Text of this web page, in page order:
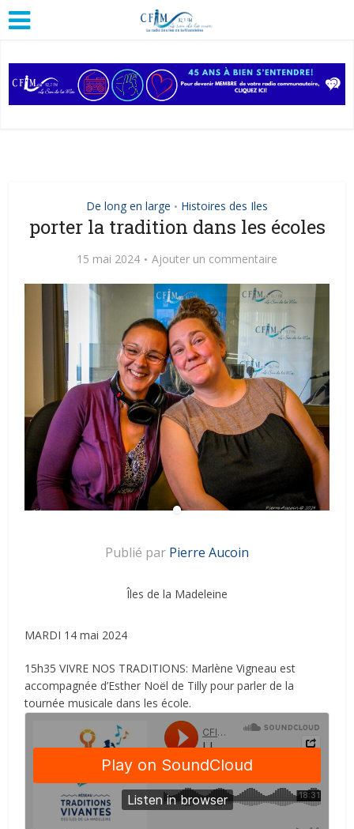
De long en large • Histoires des Iles
porter la tradition dans les écoles
15 mai 2024 Ajouter un commentaire
Publié par Pierre Aucoin
Îles de la Madeleine
MARDI 14 mai 2024
15h35 VIVRE NOS TRADITIONS: Marlène Vigneau est
accompagnée d’Esther Noël de Tilly pour parler de la
tournée musicale dans les école.